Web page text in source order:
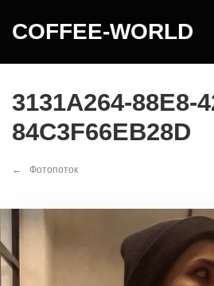
COFFEE-WORLD
3131A264-88E8-
84C3F66EB28D
Фотопоток